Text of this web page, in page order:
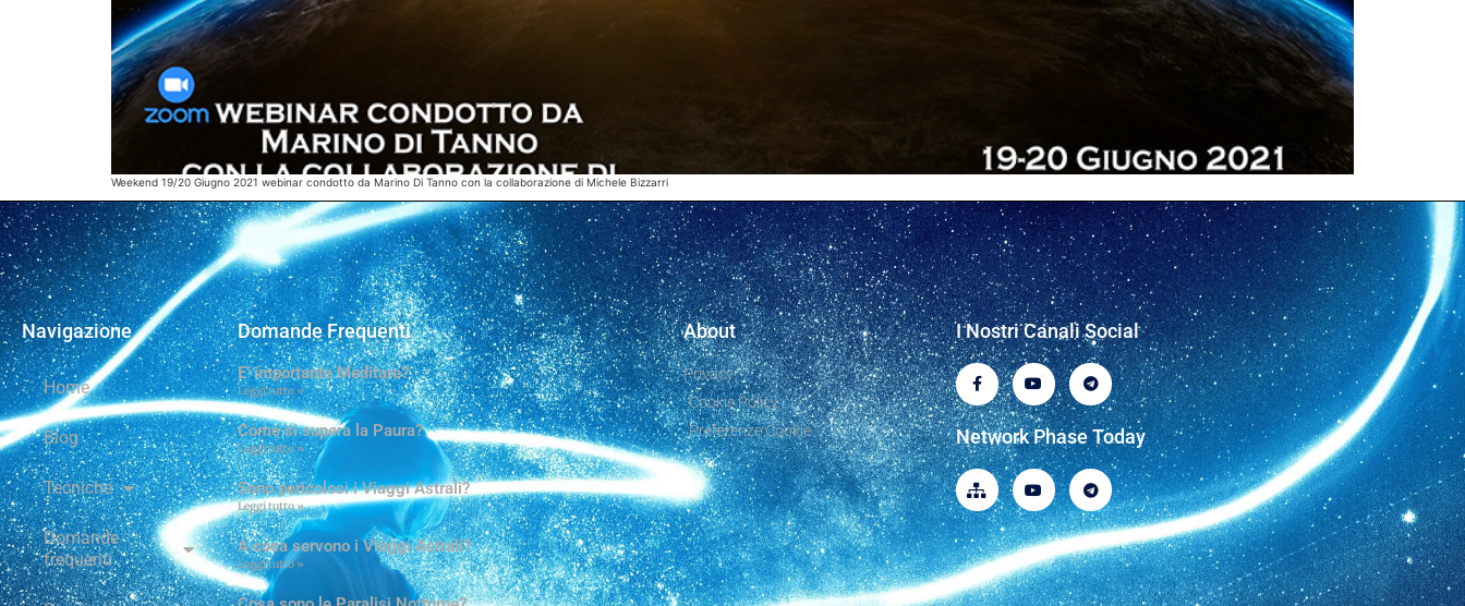
Weekend 19/20 Giugno 2021 webinar condotto da Marino Di Tanno con la collaborazione di Michele Bizzarri
Navigazione
Home
Blog
Tecniche
Domande
frequenti
Domande Frequenti
E’ importante Meditare?
Leggi tutto »
Come si supera la Paura?
Leggi tutto »
Sono pericolosi i Viaggi Astrali?
Leggi tutto »
A cosa servono i Viaggi Astrali?
Leggi tutto »
About
Privacy
Cookie Policy
Preferenze Cookie
I Nostri Canali Social
Network Phase Today